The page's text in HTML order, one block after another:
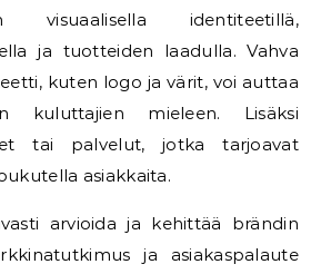
visuaalisella identiteetillä,
ja tuotteiden laadulla. Vahva
kuten logo ja värit, voi auttaa
kuluttajien mieleen. Lisäksi
tai palvelut, jotka tarjoavat
asiakkaita.
arvioida ja kehittää brändin
ja asiakaspalaute